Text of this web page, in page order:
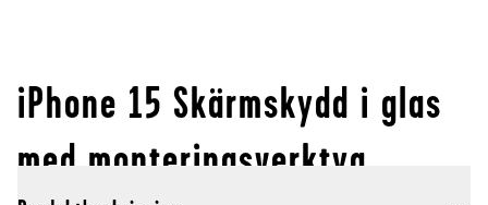
iPhone 15 Skärmskydd i glas
med monteringsverktyg